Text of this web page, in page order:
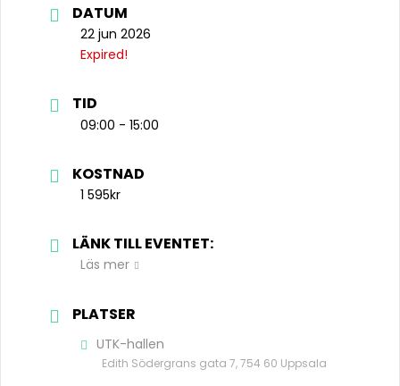
DATUM
22 jun 2026
Expired!
TID
09:00 - 15:00
KOSTNAD
1 595kr
LÄNK TILL EVENTET:
Läs mer
PLATSER
UTK-hallen
Edith Södergrans gata 7, 754 60 Uppsala